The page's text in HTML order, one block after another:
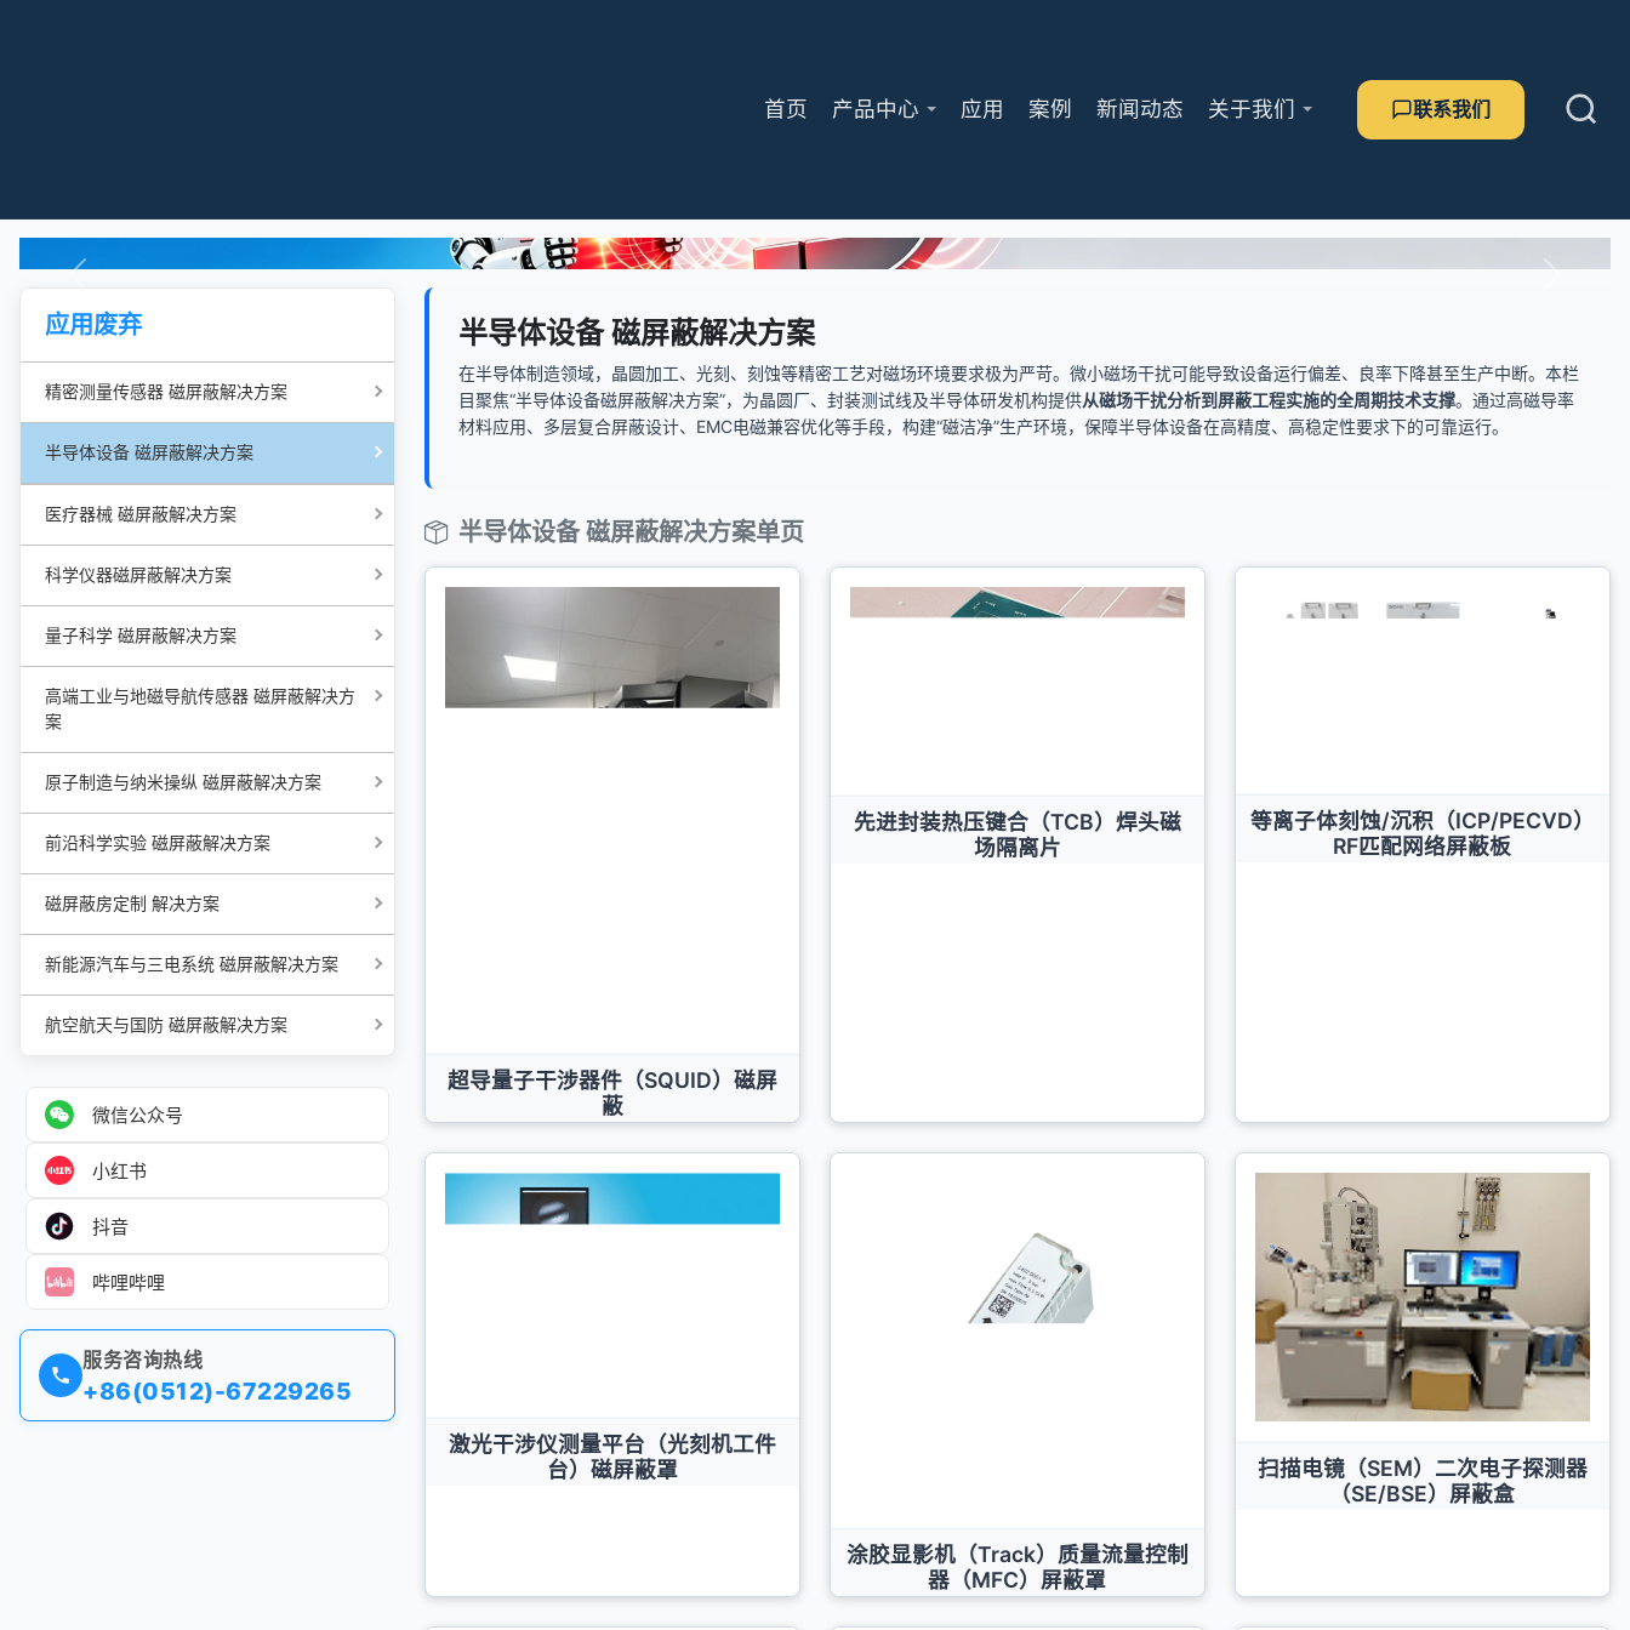
首页 产品中心 应用 案例 新闻动态 关于我们 联系我们
应用废弃
精密测量传感器 磁屏蔽解决方案
半导体设备 磁屏蔽解决方案
医疗器械 磁屏蔽解决方案
科学仪器磁屏蔽解决方案
量子科学 磁屏蔽解决方案
高端工业与地磁导航传感器 磁屏蔽解决方
案
原子制造与纳米操纵 磁屏蔽解决方案
前沿科学实验 磁屏蔽解决方案
磁屏蔽房定制 解决方案
新能源汽车与三电系统 磁屏蔽解决方案
航空航天与国防 磁屏蔽解决方案
微信公众号
小红书
抖音
哔哩哔哩
服务咨询热线
+86(0512)-67229265
半导体设备 磁屏蔽解决方案
在半导体制造领域，晶圆加工、光刻、刻蚀等精密工艺对磁场环境要求极为严苛。微小磁场干扰可能导致设备运行偏差、良率下降甚至生产中断。本栏
目聚焦“半导体设备磁屏蔽解决方案”，为晶圆厂、封装测试线及半导体研发机构提供从磁场干扰分析到屏蔽工程实施的全周期技术支撑。通过高磁导率
材料应用、多层复合屏蔽设计、EMC电磁兼容优化等手段，构建“磁洁净”生产环境，保障半导体设备在高精度、高稳定性要求下的可靠运行。
半导体设备 磁屏蔽解决方案单页
超导量子干涉器件（SQUID）磁屏
蔽
先进封装热压键合（TCB）焊头磁
场隔离片
等离子体刻蚀/沉积（ICP/PECVD）
RF匹配网络屏蔽板
激光干涉仪测量平台（光刻机工件
台）磁屏蔽罩
涂胶显影机（Track）质量流量控制
器（MFC）屏蔽罩
扫描电镜（SEM）二次电子探测器
（SE/BSE）屏蔽盒